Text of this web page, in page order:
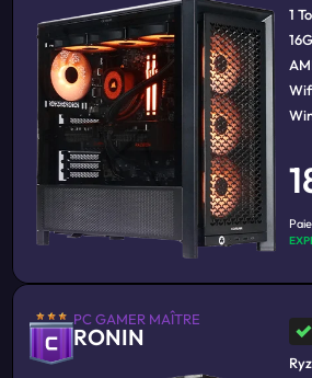
1
PC GAMER MAÎTRE
RONIN